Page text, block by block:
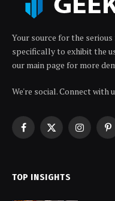
Your source for the
specifically to exhibit the
our main page for more
We're social. Connect with
Facebook
X
TOP INSIGHTS